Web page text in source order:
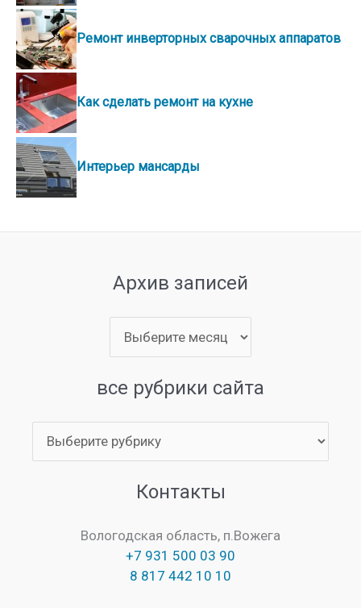
Ремонт инверторных сварочных аппаратов
Как сделать ремонт на кухне
Интерьер мансарды
Архив записей
записей
все рубрики сайта
рубрики
Контакты
Вологодская область, п.Вожега
+7 931 500 03 90
8 817 442 10 10